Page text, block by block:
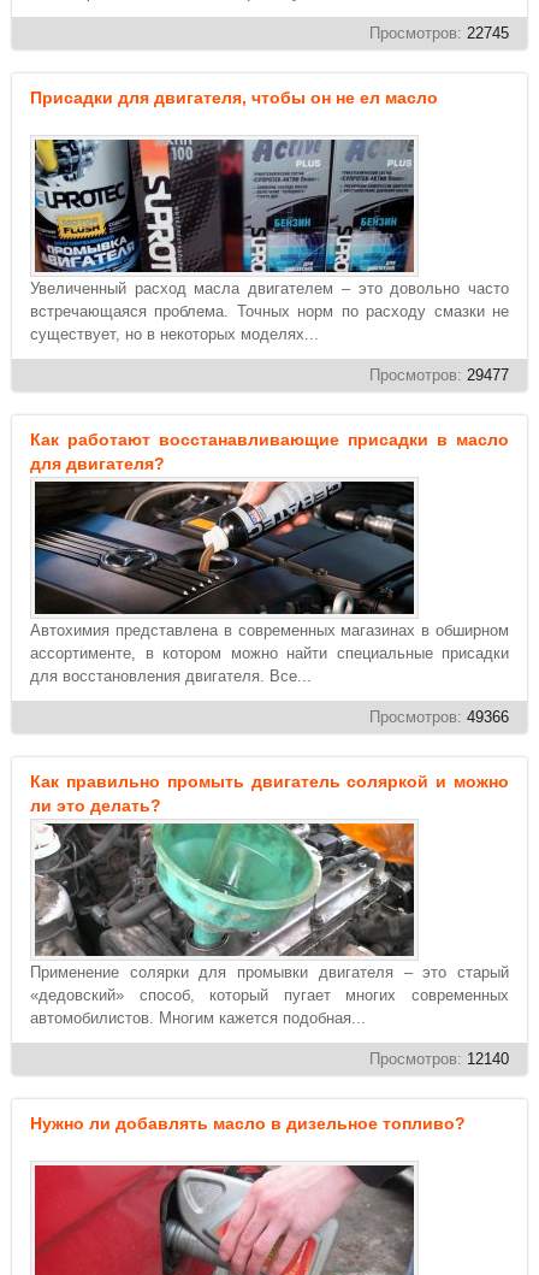
Просмотров: 22745
Присадки для двигателя, чтобы он не ел масло
Увеличенный расход масла двигателем – это довольно часто
встречающаяся проблема. Точных норм по расходу смазки не
существует, но в некоторых моделях...
Просмотров: 29477
Как работают восстанавливающие присадки в масло
для двигателя?
Автохимия представлена в современных магазинах в обширном
ассортименте, в котором можно найти специальные присадки
для восстановления двигателя. Все...
Просмотров: 49366
Как правильно промыть двигатель соляркой и можно
ли это делать?
Применение солярки для промывки двигателя – это старый
«дедовский» способ, который пугает многих современных
автомобилистов. Многим кажется подобная...
Просмотров: 12140
Нужно ли добавлять масло в дизельное топливо?